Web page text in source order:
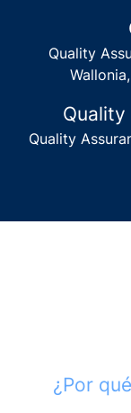
Quality
Quality
Quality
¿Por